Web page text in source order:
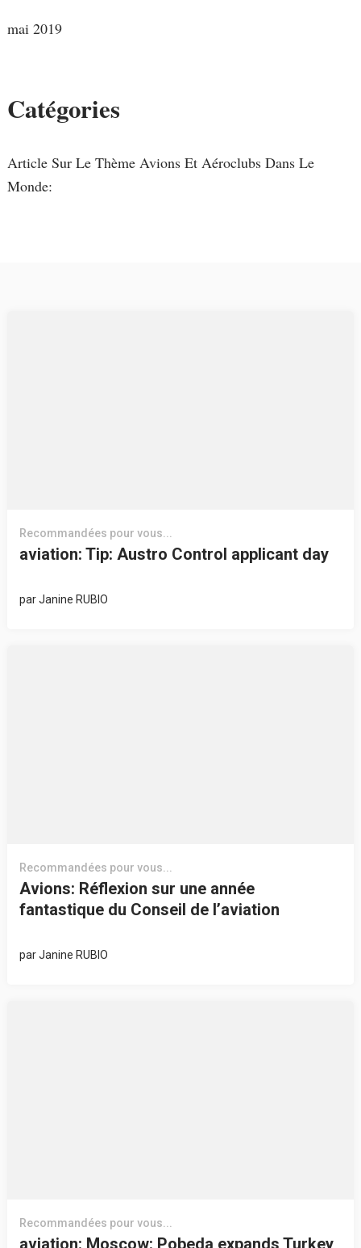
mai 2019
Catégories
Article Sur Le Thème Avions Et Aéroclubs Dans Le
Monde:
Recommandées pour vous...
aviation: Tip: Austro Control applicant day
parJanine RUBIO
Recommandées pour vous...
Avions: Réflexion sur une année
fantastique du Conseil de l’aviation
parJanine RUBIO
Recommandées pour vous...
aviation: Moscow: Pobeda expands Turkey